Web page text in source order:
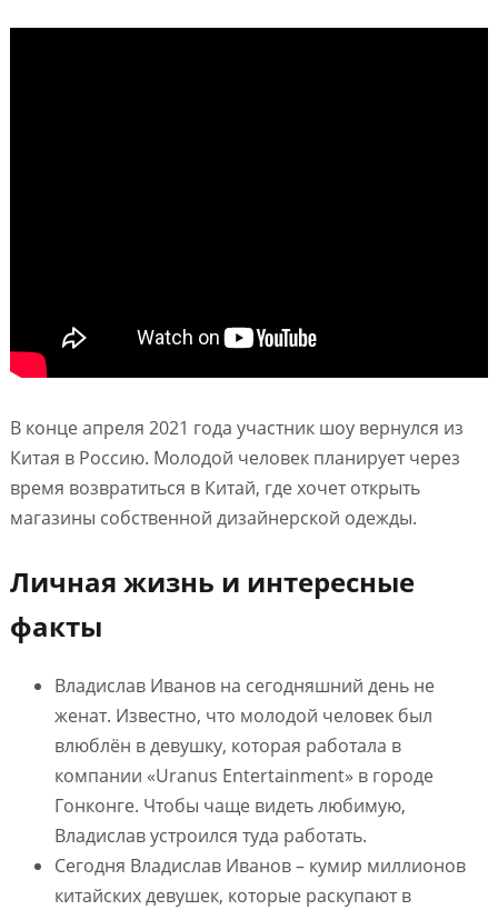
В конце апреля 2021 года участник шоу вернулся из
Китая в Россию. Молодой человек планирует через
время возвратиться в Китай, где хочет открыть
магазины собственной дизайнерской одежды.
Личная жизнь и интересные
факты
Владислав Иванов на сегодняшний день не
женат. Известно, что молодой человек был
влюблён в девушку, которая работала в
компании «Uranus Entertainment» в городе
Гонконге. Чтобы чаще видеть любимую,
Владислав устроился туда работать.
Сегодня Владислав Иванов – кумир миллионов
китайских девушек, которые раскупают в